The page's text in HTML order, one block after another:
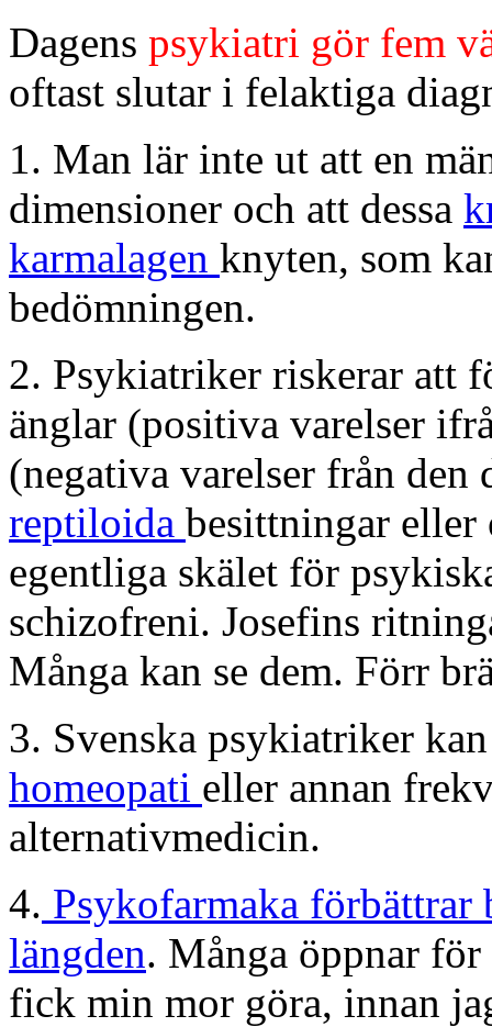
Dagens psykiatri gör fem
oftast slutar i felaktiga
1. Man lär inte ut att en
dimensioner och att dessa
karmalagen knyten, som
bedömningen.
2. Psykiatriker riskerar att
änglar (positiva varelser
(negativa varelser från
reptiloida besittningar eller
egentliga skälet för
schizofreni. Josefins
Många kan se dem. Förr
3. Svenska psykiatriker
homeopati eller annan
alternativmedicin.
4. Psykofarmaka
längden. Många öppnar för
fick min mor göra, innan